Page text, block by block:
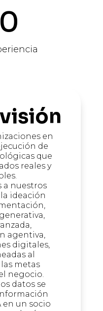
en
de
que
reales y
a nuestros
ideación
agentiva,
digitales,
al
metas
negocio.
datos se
en un socio